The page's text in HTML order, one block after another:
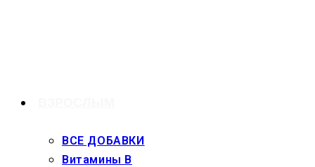
ВСЕ ДОБАВКИ
Витамины В